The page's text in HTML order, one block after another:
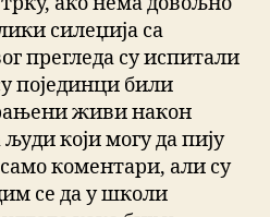
силеџија са
прегледа су испитали
појединци били
живи након
који могу да пију
коментари, али су
се да у школи